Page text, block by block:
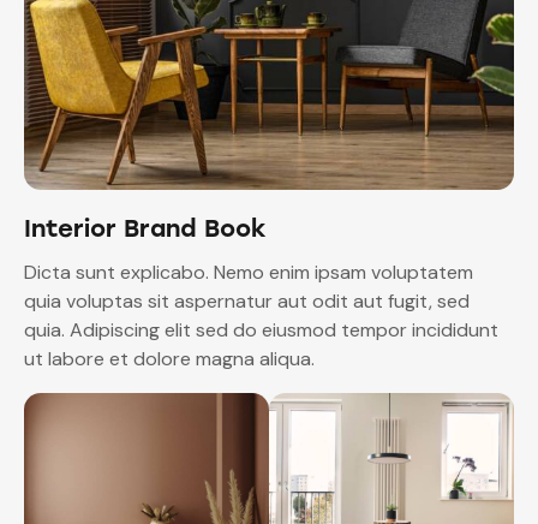
Interior Brand Book
Dicta sunt explicabo. Nemo enim ipsam voluptatem
quia voluptas sit aspernatur aut odit aut fugit, sed
quia. Adipiscing elit sed do eiusmod tempor incididunt
ut labore et dolore magna aliqua.